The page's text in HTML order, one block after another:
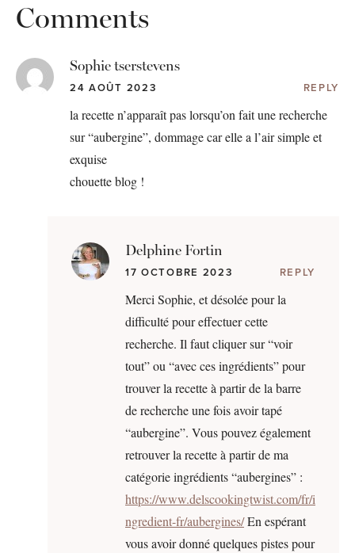
Comments
Sophie tserstevens
24 AOÛT 2023 REPLY
la recette n’apparaît pas lorsqu’on fait une recherche
sur “aubergine”, dommage car elle a l’air simple et
exquise
chouette blog !
Delphine Fortin
17 OCTOBRE 2023 REPLY
Merci Sophie, et désolée pour la
difficulté pour effectuer cette
recherche. Il faut cliquer sur “voir
tout” ou “avec ces ingrédients” pour
trouver la recette à partir de la barre
de recherche une fois avoir tapé
“aubergine”. Vous pouvez également
retrouver la recette à partir de ma
catégorie ingrédients “aubergines” :
https://www.delscookingtwist.com/fr/i
ngredient-fr/aubergines/En espérant
vous avoir donné quelques pistes pour